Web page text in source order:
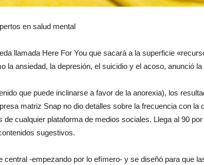
moda
en salud mental
llamada Here For You que sacará a la superficie
la ansiedad, la depresión, el suicidio y el acoso, anunció
que puede inclinarse a favor de la anorexia), los
matriz Snap no dio detalles sobre la frecuencia con
cualquier plataforma de medios sociales. Llega al 90
sugestivos.
-empezando por lo efímero- y se diseñó para que